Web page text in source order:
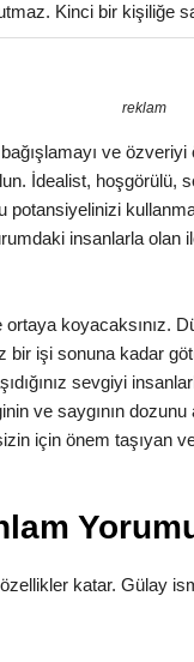
Kinci bir kişiliğe
reklam
bağışlamayı ve
İdealist,
insanlarla olan
koyacaksınız.
bir işi sonuna kadar
sevgiyi
ve saygının
için önem taşıyan
katar. Gülay